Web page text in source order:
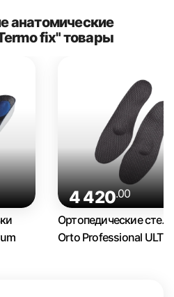
анатомические
fix" товары
4 420.00
Ортопедические
Orto Professional